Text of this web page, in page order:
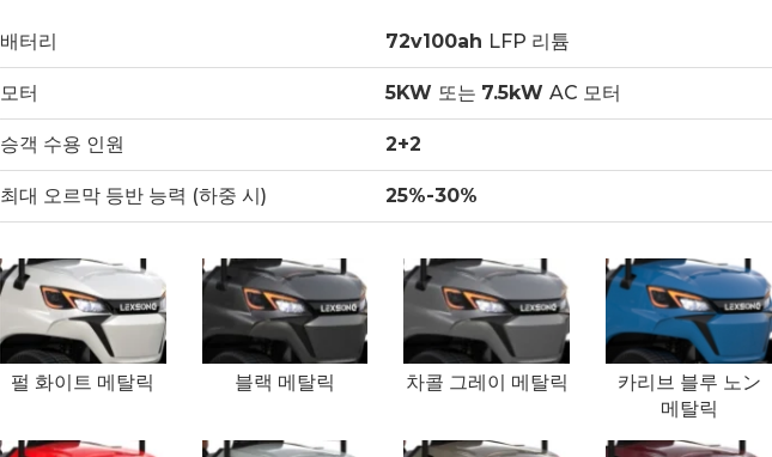
배터리 72v100ah LFP 리튬
모터 5KW 또는 7.5kWAC 모터
승객 수용 인원 2+2
최대 오르막 등반 능력 (하중 시) 25%-30%
펄 화이트 메탈릭 블랙 메탈릭 차콜 그레이 메탈릭
카리브 블루 노ン
메탈릭